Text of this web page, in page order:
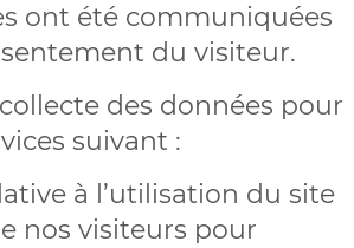
ont été communiquées
du visiteur.
des données pour
suivant :
à l’utilisation du site
nos visiteurs pour